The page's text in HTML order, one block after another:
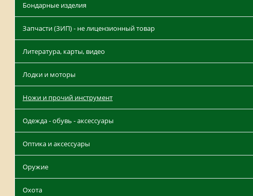
Бондарные изделия
Запчасти (ЗИП) - не лицензионный товар
Литература, карты, видео
Лодки и моторы
Ножи и прочий инструмент
Одежда - обувь - аксессуары
Оптика и аксессуары
Оружие
Охота